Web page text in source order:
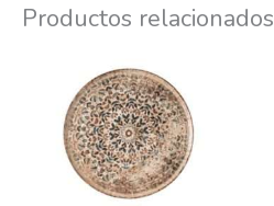
Productos relacionados